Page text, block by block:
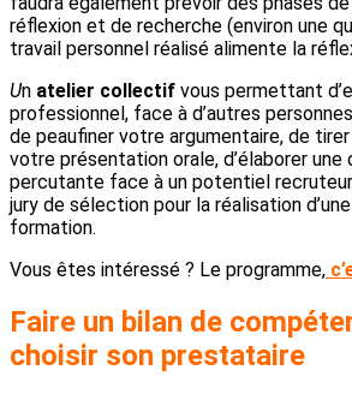
réflexion et de recherche (environ une
travail personnel réalisé alimente la
Un atelier collectif vous permettant
professionnel, face à d’autres
de peaufiner votre argumentaire, de
votre présentation orale, d’élaborer
percutante face à un potentiel recruteur,
jury de sélection pour la réalisation
formation.
Vous êtes intéressé ? Le programme,
Faire un bilan de
choisir son prestataire